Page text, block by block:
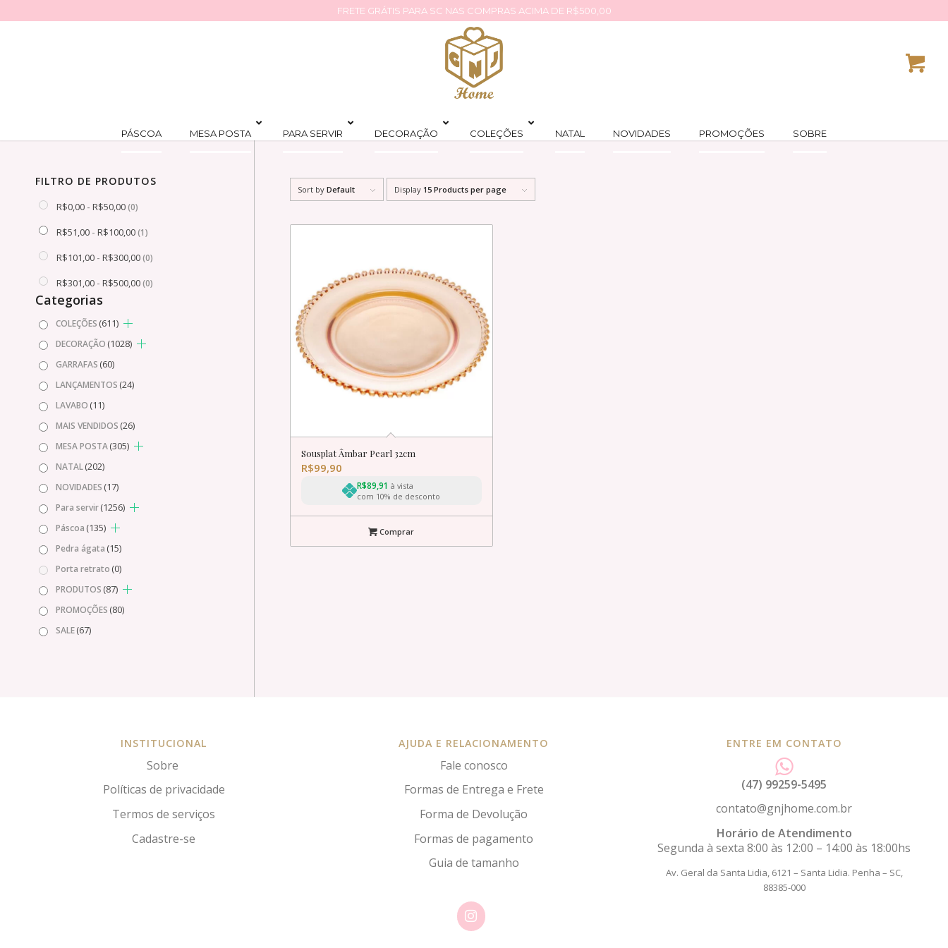
FRETE GRÁTIS PARA SC NAS COMPRAS ACIMA DE R$500,00
PÁSCOA MESA POSTA PARA SERVIR DECORAÇÃO COLEÇÕES NATAL NOVIDADES PROMOÇÕES SOBRE
Sort by Default Display 15 Products per page
Sousplat Âmbar Pearl 32cm
R$99,90
R$89,91 à vista
com 10% de desconto
Comprar
FILTRO DE PRODUTOS
R$0,00 - R$50,00(0)
R$51,00 - R$100,00(1)
R$101,00 - R$300,00(0)
R$301,00 - R$500,00(0)
Categorias
COLEÇÕES (611)
DECORAÇÃO (1028)
GARRAFAS (60)
LANÇAMENTOS (24)
LAVABO (11)
MAIS VENDIDOS (26)
MESA POSTA(305)
NATAL(202)
NOVIDADES (17)
Para servir(1256)
Páscoa (135)
Pedra ágata (15)
Porta retrato (0)
PRODUTOS (87)
PROMOÇÕES (80)
SALE(67)
INSTITUCIONAL
Sobre
Políticas de privacidade
Termos de serviços
Cadastre-se
AJUDA E RELACIONAMENTO
Fale conosco
Formas de Entrega e Frete
Forma de Devolução
Formas de pagamento
Guia de tamanho
ENTRE EM CONTATO
(47) 99259-5495
contato@gnjhome.com.br
Horário de Atendimento
Segunda à sexta 8:00 às 12:00 – 14:00 às 18:00hs
Av. Geral da Santa Lidia, 6121 – Santa Lidia. Penha – SC,
88385-000